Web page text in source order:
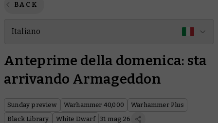
BACK
Italiano
Anteprime della domenica: sta
arrivando Armageddon
Sunday preview Warhammer 40,000
Warhammer Plus
Black Library
White Dwarf 31 mag 26